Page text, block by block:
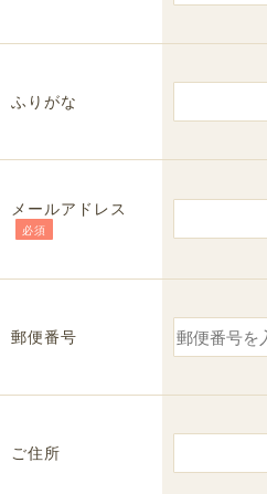
ふりがな
メールアドレス
必須
郵便番号
ご住所